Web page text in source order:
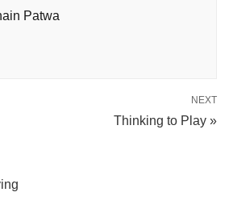
Patwa
NEXT
Thinking to Play »